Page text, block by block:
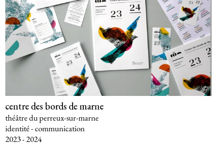
centre des bords de marne
théâtre du perreux-sur-marne
identité - communication
2023 - 2024